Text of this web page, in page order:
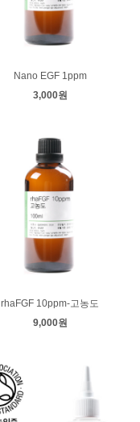
Nano EGF 1ppm
3,000원
rhaFGF 10ppm-고농도
9,000원